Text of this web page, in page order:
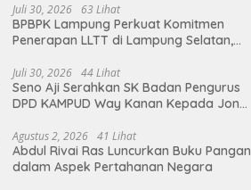
Juli 30, 2026 63 Lihat
BPBPK Lampung Perkuat Komitmen
Penerapan LLTT di Lampung Selatan,
dan Berkelanjutan
Juli 30, 2026 44 Lihat
Seno Aji Serahkan SK Badan Pengurus
DPD KAMPUD Way Kanan Kepada Jon
Agustus 2, 2026 41 Lihat
Abdul Rivai Ras Luncurkan Buku Pangan
dalam Aspek Pertahanan Negara